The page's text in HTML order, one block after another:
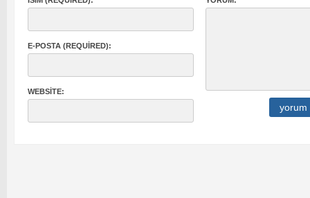
E-POSTA (REQUIRED):
WEBSITE: